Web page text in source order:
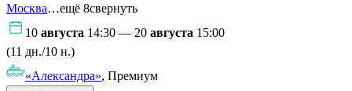
Москва…ещё 8свернуть
10 августа 14:30 — 20 августа 15:00
(11 дн./10 н.)
«Александра», Премиум